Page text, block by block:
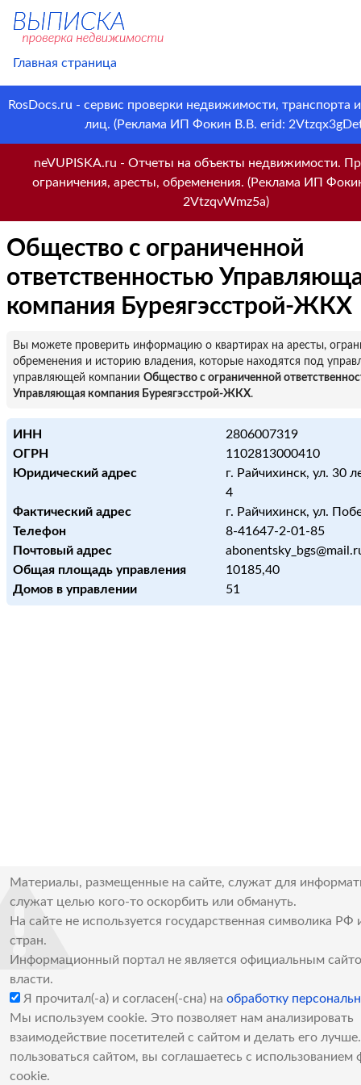
Главная страница
RosDocs.ru - сервис проверки недвижимости, транспорта
лиц. (Реклама ИП Фокин В.В. erid:
neVUPISKA.ru - Отчеты на объекты недвижимости.
ограничения, аресты, обременения. (Реклама ИП
2VtzqvWmz5a)
Общество с ограниченной
ответственностью
компания Буреягэсстрой-ЖКХ
Вы можете проверить информацию о квартирах на аресты,
обременения и историю владения, которые находятся под
управляющей компании Общество с ограниченной
Управляющая компания Буреягэсстрой-ЖКХ.
ИНН
2806007319
ОГРН
1102813000410
Юридический адрес
г. Райчихинск, ул. 30
4
Фактический адрес
г. Райчихинск, ул.
Телефон
8-41647-2-01-85
Почтовый адрес
Общая площадь управления
10185,40
Домов в управлении
51
Материалы, размещенные на сайте, служат для
служат целью кого-то оскорбить или обмануть.
На сайте не используется государственная символика РФ
стран.
Информационный портал не является официальным
власти.
Я прочитал(-а) и согласен(-сна) на обработку
Мы используем cookie. Это позволяет нам анализировать
взаимодействие посетителей с сайтом и делать его
пользоваться сайтом, вы соглашаетесь с использованием
cookie.